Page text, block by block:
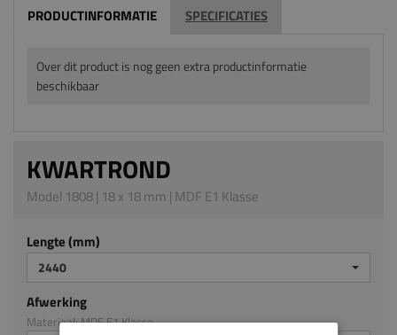
PRODUCTINFORMATIE SPECIFICATIES
Over dit product is nog geen extra productinformatie
beschikbaar
KWARTROND
Model 1808 | 18 x 18 mm | MDF E1 Klasse
Lengte (mm)
2440
Afwerking
Materiaal: MDF E1 Klasse